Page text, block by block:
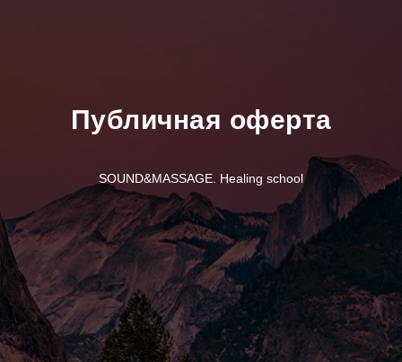
Публичная оферта
SOUND&MASSAGE. Healing school